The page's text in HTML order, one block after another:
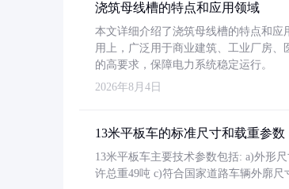
浇筑母线槽的特点和应用领域
本文详细介绍了浇筑母线槽的特点和
用上，广泛用于商业建筑、工业厂房
的高要求，保障电力系统稳定运行。
2026年8月4日
13米平板车的标准尺寸和载重参数
13米平板车主要技术参数包括: a)外形
许总重49吨 c)符合国家道路车辆外廓尺